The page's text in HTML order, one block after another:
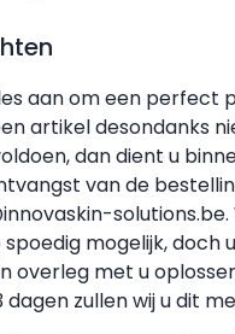
aan om een perfect
artikel desondanks
dan dient u
van de
solutions.be.
mogelijk, doch
overleg met u
zullen wij u dit